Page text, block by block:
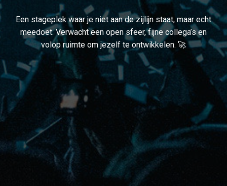
Een stageplek waar je niet aan de zijlijn staat, maar echt
meedoet. Verwacht een open sfeer, fijne collega’s en
volop ruimte om jezelf te ontwikkelen. 🚀